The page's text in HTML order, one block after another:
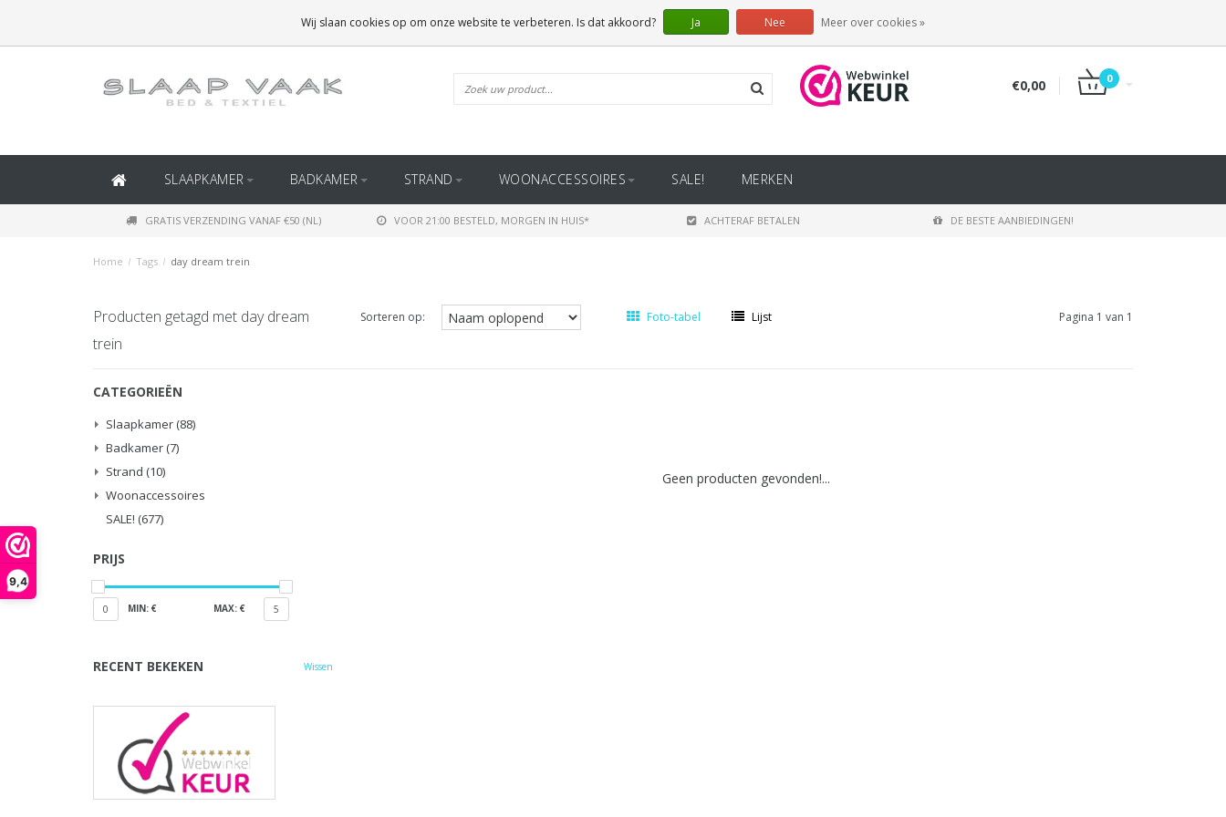
9,4
(BINNEN BELGIË)
€0,00 0
SLAAPKAMER BADKAMER STRAND WOONACCESSOIRES SALE! MERKEN
GRATIS VERZENDING VANAF €50 (NL) VOOR 21:00 BESTELD, MORGEN IN HUIS* ACHTERAF BETALEN DE BESTE AANBIEDINGEN!
Home / Tags / day dream trein
Producten getagd met day dream
trein
Sorteren op: Foto-tabel Lijst Pagina 1 van 1
CATEGORIEËN
Slaapkamer (88)
Badkamer (7)
Strand (10)
Woonaccessoires
SALE! (677)
PRIJS
0 MIN: € MAX: € 5
RECENT BEKEKEN Wissen
Geen producten gevonden!...
Wij slaan cookies op om onze website te verbeteren. Is dat akkoord? Ja Nee Meer over cookies »